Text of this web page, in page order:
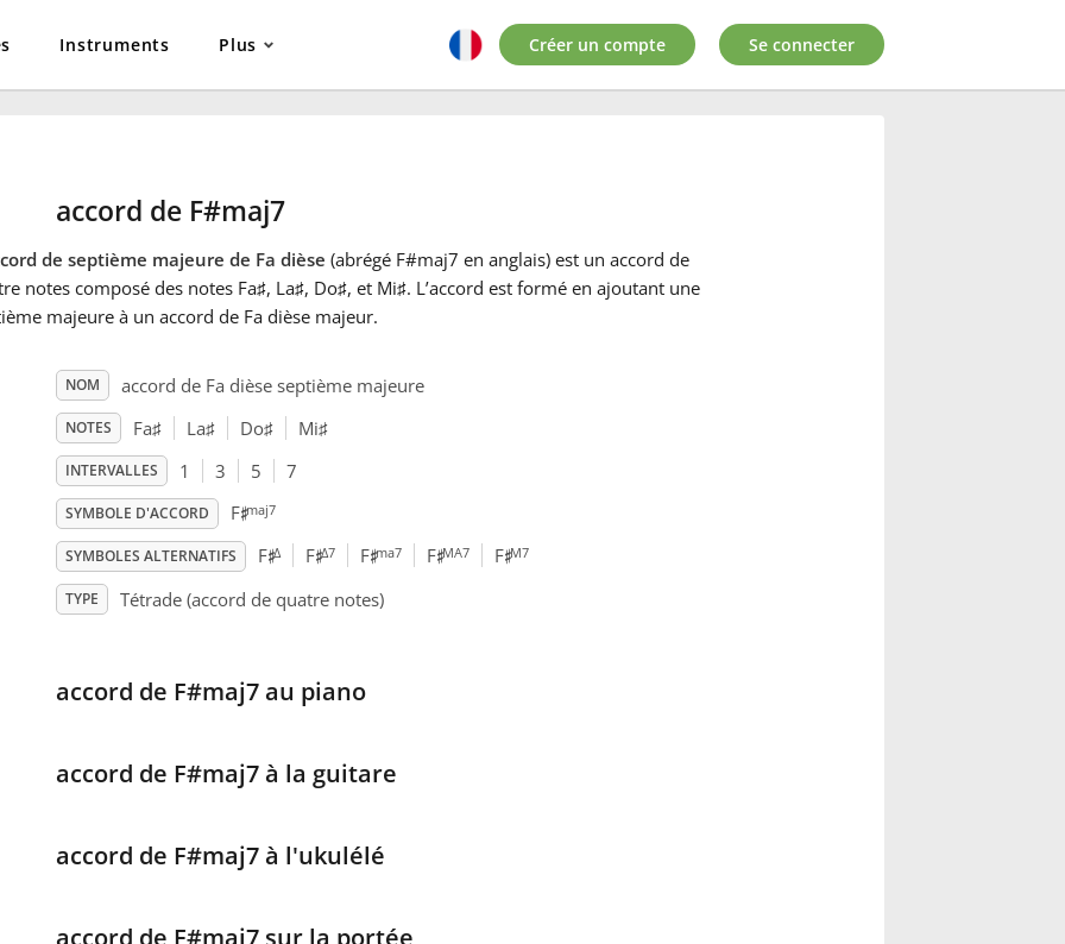
Instruments Plus Créer un compte Se connecter
accord de F#maj7
de septième majeure de Fa dièse (abrégé F#maj7 en anglais) est un accord de
notes composé des notes Fa♯, La♯, Do♯, et Mi♯. L’accord est formé en ajoutant une
majeure à un accord de Fa dièse majeur.
NOM accord de Fa dièse septième majeure
NOTES Fa♯ La♯ Do♯ Mi♯
INTERVALLES 1 3 5 7
SYMBOLE D'ACCORD F♯maj7
SYMBOLES ALTERNATIFS F♯Δ F♯Δ7 F♯ma7 F♯MA7 F♯M7
TYPE Tétrade (accord de quatre notes)
accord de F#maj7 au piano
accord de F#maj7 à la guitare
accord de F#maj7 à l'ukulélé